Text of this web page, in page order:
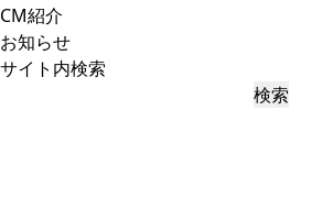
CM紹介
お知らせ
サイト内検索
検索